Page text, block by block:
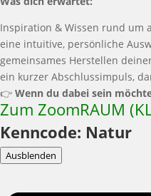
Inspiration & Wissen rund um
eine intuitive, persönliche
gemeinsames Herstellen
ein kurzer Abschlussimpuls,
👉 Wenn du dabei sein
Zum ZoomRAUM
Kenncode: Natur
Ausblenden